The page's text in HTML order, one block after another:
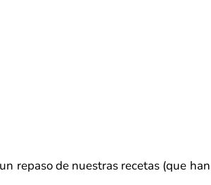
repaso de nuestras recetas (que